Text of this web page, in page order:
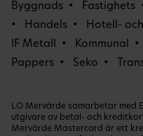
Byggnads Fastighets
Handels
Hotell-
IF Metall
Kommunal
Pappers
Seko
LO Mervärde samarbetar med
utgivare av betal- och
Mervärde Mastercard är ett